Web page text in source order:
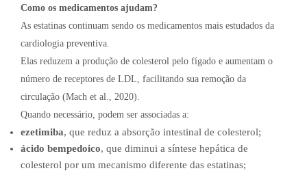
Como os medicamentos ajudam?
As estatinas continuam sendo os medicamentos mais estudados da
cardiologia preventiva.
Elas reduzem a produção de colesterol pelo fígado e aumentam o
número de receptores de LDL, facilitando sua remoção da
circulação (Mach et al., 2020).
Quando necessário, podem ser associadas a:
ezetimiba, que reduz a absorção intestinal de colesterol;
ácido bempedoico, que diminui a síntese hepática de
colesterol por um mecanismo diferente das estatinas;